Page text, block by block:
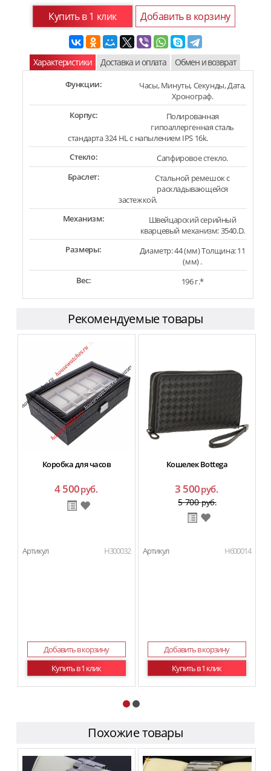
Купить в 1 клик Добавить в корзину
Характеристики Доставка и оплата Обмен и возврат
Функции:
Часы, Минуты, Секунды, Дата,
Хронограф.
Корпус:
Полированная
гипоаллергенная сталь
стандарта 324 HL с напылением IPS 16k.
Стекло:
Сапфировое стекло.
Браслет:
Стальной ремешок с
раскладывающейся
застежкой.
Механизм:
Швейцарский серийный
кварцевый механизм: 3540.D.
Размеры:
Диаметр: 44 (мм) Толщина: 11
(мм) .
Вес:
196 г.*
Рекомендуемые товары
Коробка для часов
4 500руб.
Артикул H300032
Добавить в корзину
Купить в 1 клик
Кошелек Bottega
3 500руб.
5 700руб.
Артикул H600014
Добавить в корзину
Купить в 1 клик
Похожие товары